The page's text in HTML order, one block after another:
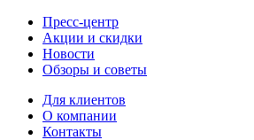
Пресс-центр
Акции и скидки
Новости
Обзоры и советы
Для клиентов
О компании
Контакты